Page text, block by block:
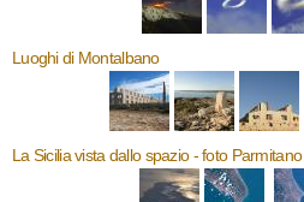
Luoghi di Montalbano
La Sicilia vista dallo spazio - foto Parmitano